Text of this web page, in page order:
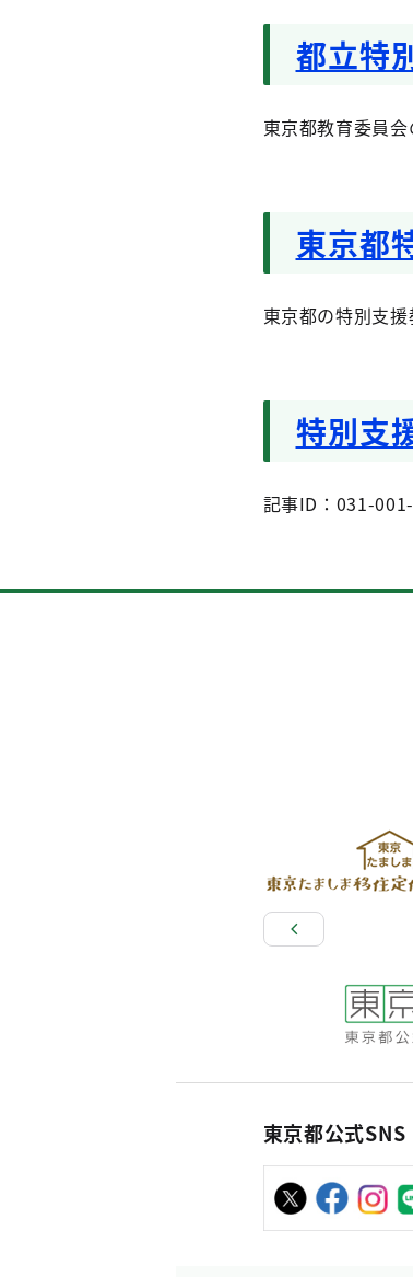
都立特
東京都教育委員
東京都
東京都の特別支
特別支
記事ID：031-
東京都公式SNS